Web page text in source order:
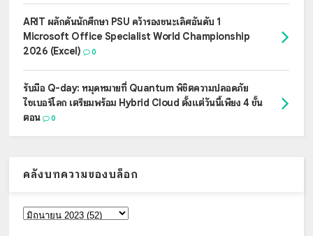
ARIT ผลักดันนักศึกษา PSU คว้ารองชนะเลิศอันดับ 1
Microsoft Office Specialist World Championship
2026 (Excel)
0
รับมือ Q-day: หมุดหมายที่ Quantum พิชิตความปลอดภัย
ไซเบอร์โลก เตรียมพร้อม Hybrid Cloud ตั้งแต่วันนี้เพียง 4 ขั้น
ตอน
0
คลังบทความของบล็อก